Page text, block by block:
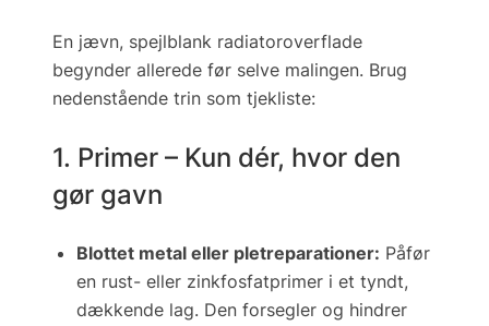
En jævn, spejlblank radiatoroverflade
begynder allerede før selve malingen. Brug
nedenstående trin som tjekliste:
1. Primer – Kun dér, hvor den
gør gavn
Blottet metal eller pletreparationer: Påfør
en rust- eller zinkfosfatprimer i et tyndt,
dækkende lag. Den forsegler og hindrer